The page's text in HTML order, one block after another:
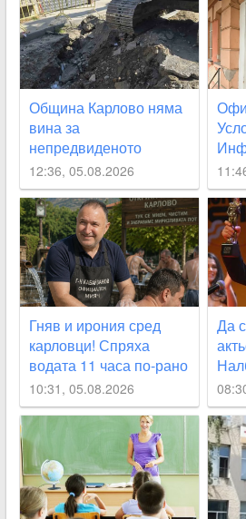
Община Карлово няма
вина за
непредвиденото
спиране на водата, но
се извинява на
гражданите
12:36, 05.08.2026
са
Гняв и ирония сред
карловци! Спряха
водата 11 часа по-рано
от обявеното
10:31, 05.08.2026
Да